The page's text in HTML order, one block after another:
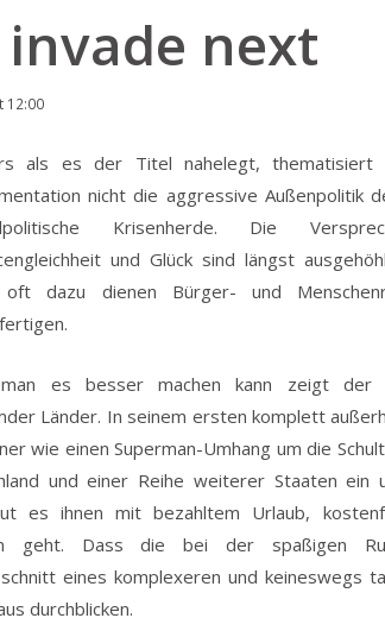
next
12:00
als es der Titel nahelegt, thematisiert
nicht die aggressive Außenpolitik
Krisenherde. Die
und Glück sind längst
oft dazu dienen Bürger- und
es besser machen kann zeigt der
Länder. In seinem ersten komplett
wie einen Superman-Umhang um die
und einer Reihe weiterer Staaten ein
es ihnen mit bezahltem Urlaub,
geht. Dass die bei der spaßigen
eines komplexeren und keineswegs
durchblicken.